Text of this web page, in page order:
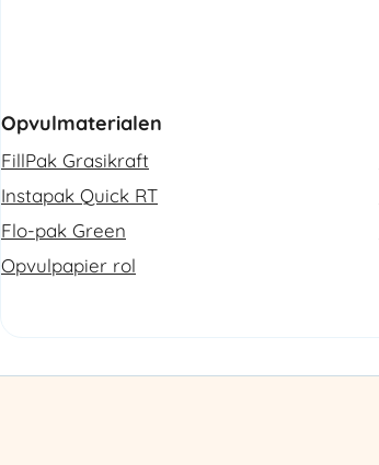
Opvulmaterialen
FillPak Grasikraft
Instapak Quick RT
Flo-pak Green
Opvulpapier rol